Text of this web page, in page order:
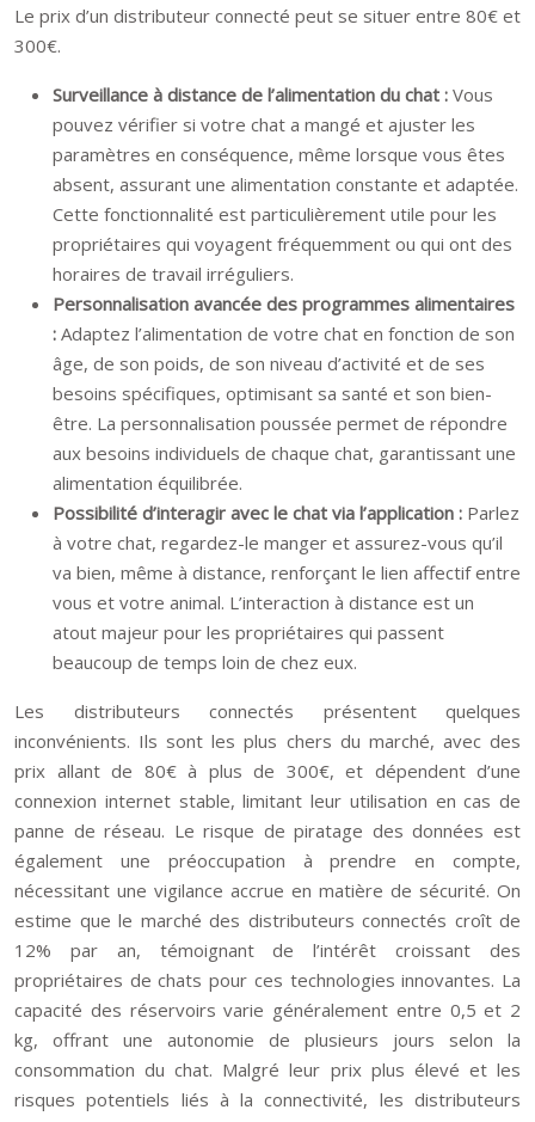
Le prix d’un distributeur connecté peut se situer entre 80€ et
300€.
Surveillance à distance de l’alimentation du chat : Vous
pouvez vérifier si votre chat a mangé et ajuster les
paramètres en conséquence, même lorsque vous êtes
absent, assurant une alimentation constante et adaptée.
Cette fonctionnalité est particulièrement utile pour les
propriétaires qui voyagent fréquemment ou qui ont des
horaires de travail irréguliers.
Personnalisation avancée des programmes alimentaires
: Adaptez l’alimentation de votre chat en fonction de son
âge, de son poids, de son niveau d’activité et de ses
besoins spécifiques, optimisant sa santé et son bien-
être. La personnalisation poussée permet de répondre
aux besoins individuels de chaque chat, garantissant une
alimentation équilibrée.
Possibilité d’interagir avec le chat via l’application : Parlez
à votre chat, regardez-le manger et assurez-vous qu’il
va bien, même à distance, renforçant le lien affectif entre
vous et votre animal. L’interaction à distance est un
atout majeur pour les propriétaires qui passent
beaucoup de temps loin de chez eux.
Les distributeurs connectés présentent quelques
inconvénients. Ils sont les plus chers du marché, avec des
prix allant de 80€ à plus de 300€, et dépendent d’une
connexion internet stable, limitant leur utilisation en cas de
panne de réseau. Le risque de piratage des données est
également une préoccupation à prendre en compte,
nécessitant une vigilance accrue en matière de sécurité. On
estime que le marché des distributeurs connectés croît de
12% par an, témoignant de l’intérêt croissant des
propriétaires de chats pour ces technologies innovantes. La
capacité des réservoirs varie généralement entre 0,5 et 2
kg, offrant une autonomie de plusieurs jours selon la
consommation du chat. Malgré leur prix plus élevé et les
risques potentiels liés à la connectivité, les distributeurs